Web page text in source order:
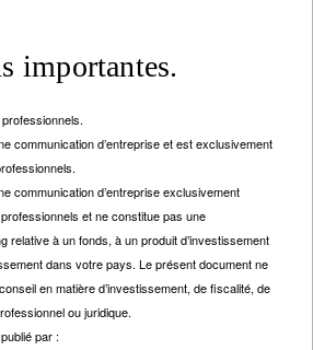
importantes.
communication d’entreprise et est exclusivement
communication d’entreprise exclusivement
et ne constitue pas une
relative à un fonds, à un produit d’investissement
dans votre pays. Le présent document ne
en matière d’investissement, de fiscalité, de
ou juridique.
par :